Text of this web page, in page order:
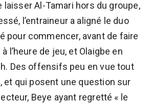
laisser Al-Tamari hors du groupe,
l’entraineur a aligné le duo
pour commencer, avant de faire
l’heure de jeu, et Olaigbe en
Des offensifs peu en vue tout
et qui posent une question sur
Beye ayant regretté « le